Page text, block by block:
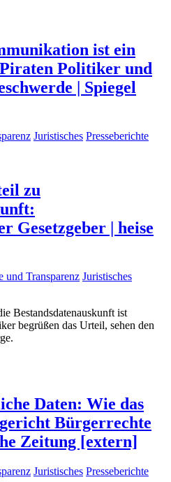
ist ein
Politiker und
| Spiegel
Juristisches Presseberichte
zu
Gesetzgeber | heise
und Transparenz Juristisches
Bestandsdatenauskunft ist
begrüßen das Urteil, sehen den
Daten: Wie das
Bürgerrechte
Zeitung [extern]
Juristisches Presseberichte